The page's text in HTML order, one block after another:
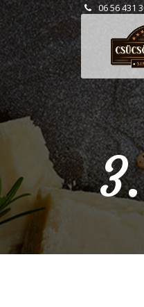
06 56 431